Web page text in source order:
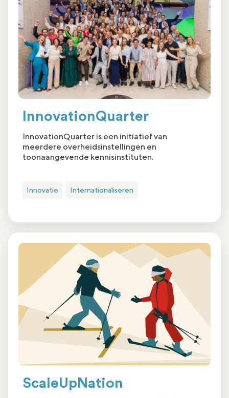
InnovationQuarter
InnovationQuarter is een initiatief van
meerdere overheidsinstellingen en
toonaangevende kennisinstituten.
Innovatie Internationaliseren
ScaleUpNation